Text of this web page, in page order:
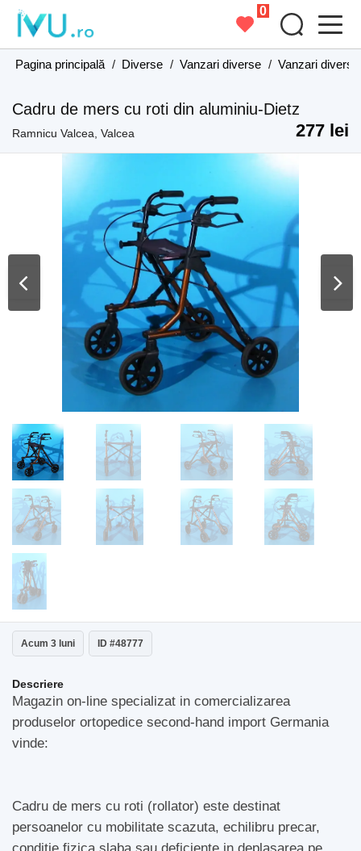
0
Pagina principală / Diverse / Vanzari diverse / Vanzari
Cadru de mers cu roti din aluminiu-Dietz
Ramnicu Valcea, Valcea 277 lei
Acum 3 luni ID #48777
Descriere
Magazin on-line specializat in comercializarea
produselor ortopedice second-hand import Germania
vinde:
Cadru de mers cu roti (rollator) este destinat
persoanelor cu mobilitate scazuta, echilibru precar,